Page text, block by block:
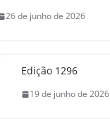
26 de junho de 2026
Edição 1296
19 de junho de 2026